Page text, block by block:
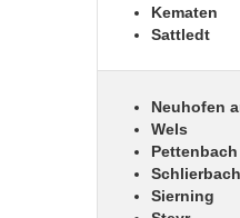
Kematen
Sattledt
Neuhofen
Wels
Pettenbach
Schlierbach
Sierning